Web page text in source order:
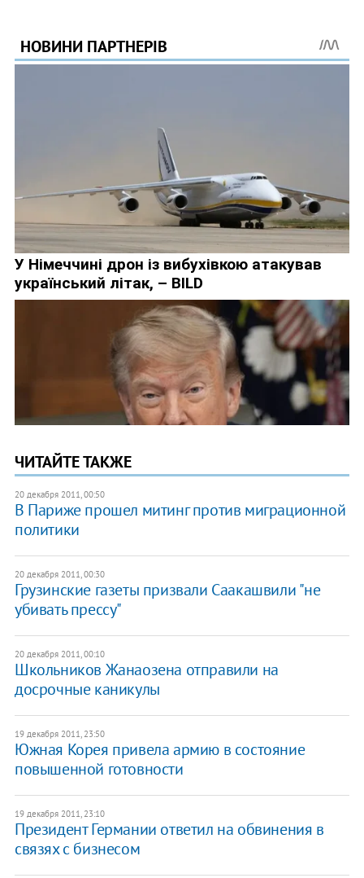
ЧИТАЙТЕ ТАКЖЕ
20 декабря 2011, 00:50
В Париже прошел митинг против миграционной
политики
20 декабря 2011, 00:30
Грузинские газеты призвали Саакашвили "не
убивать прессу"
20 декабря 2011, 00:10
Школьников Жанаозена отправили на
досрочные каникулы
19 декабря 2011, 23:50
Южная Корея привела армию в состояние
повышенной готовности
19 декабря 2011, 23:10
Президент Германии ответил на обвинения в
связях с бизнесом